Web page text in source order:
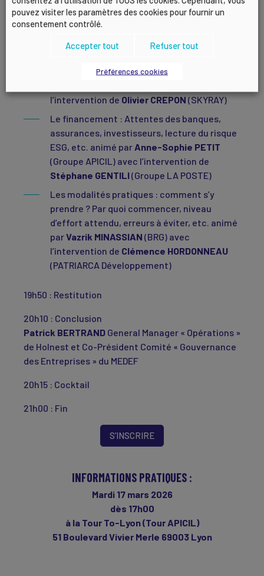
animé parMatthieu FLEURY(AXA) avec
l’intervention de
Les opportunités : Accès aux marchés,
performance globale, etc. animé
l’intervention de Olivier CREPON (SKYRAY)
Le financement : Attentes des banques,
assurances, investisseurs, lecture du risque
ESG, etc. animé par Anne-Sophie PETIT
(Groupe APICIL) avec l’intervention de
Stéphane GENTILI(Groupe LA POSTE)
Les modalités pratiques : comment s’y
prendre ? Par quoi commencer, niveau
d’effort attendu, erreurs à éviter, etc. animé
parVazrik MINASSIAN (BRG) avec
l’intervention de Clémence HORDONNEAU
(PATRIARCA Développement)
19h50 : Restitution
20h10 : Conclusion
Patrick BERTRAND General Manager « Opérations »
de Holnest et Co-Président Comité « Gouvernance
des Entreprises » du MEDEF
20h15 : Cocktail
21h00 : Fin
S’INSCRIRE
INFORMATIONS PRATIQUES :
Mardi 17 mars 2026
dès 17h00
à la Tour To-Lyon (Tour APICIL)
51 Boulevard Vivier Merle 69003 Lyon
pouvez visiter les paramètres des cookies pour fournir un
consentement contrôlé.
Accepter tout Refuser tout
Préférences cookies